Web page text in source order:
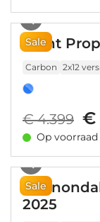
Sale
Giant
Carbon 2x12
€ 4.399 €
Op voorraad
Sale
2025